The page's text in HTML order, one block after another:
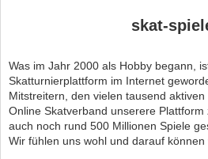
skat-
Was im Jahr 2000 als Hobby begann,
Skatturnierplattform im Internet
Mitstreitern, den vielen tausend
Online Skatverband unserere
auch noch rund 500 Millionen Spiele
Wir fühlen uns wohl und darauf können